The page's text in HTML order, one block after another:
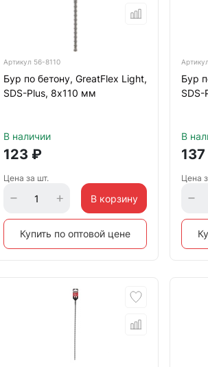
Артикул 56-8110
Бур по бетону, GreatFlex Light,
SDS-Plus, 8х110 мм
В наличии
123 ₽
Цена за шт.
В корзину
Купить по оптовой цене
Артикул
Бур
В
137
Цена